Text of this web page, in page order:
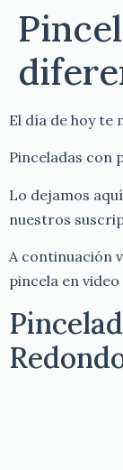
El día de hoy te
Pinceladas con
Lo dejamos
nuestros
A continuación
pincela en video